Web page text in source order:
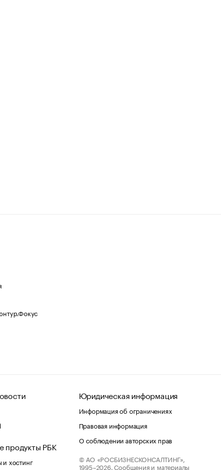
продукты РБК
хостинг
Юридическая информация
Информация об ограничениях
Правовая информация
О соблюдении авторских прав
© АО «РОСБИЗНЕСКОНСАЛТИНГ»,
1995–2026. Сообщения и материалы